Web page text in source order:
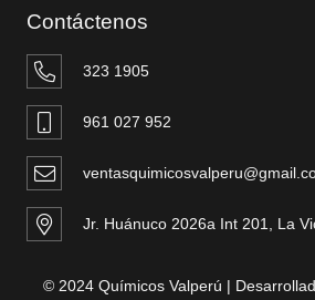
Contáctenos
323 1905
961 027 952
Jr. Huánuco 2026a Int 201, La
© 2024 Químicos Valperú |